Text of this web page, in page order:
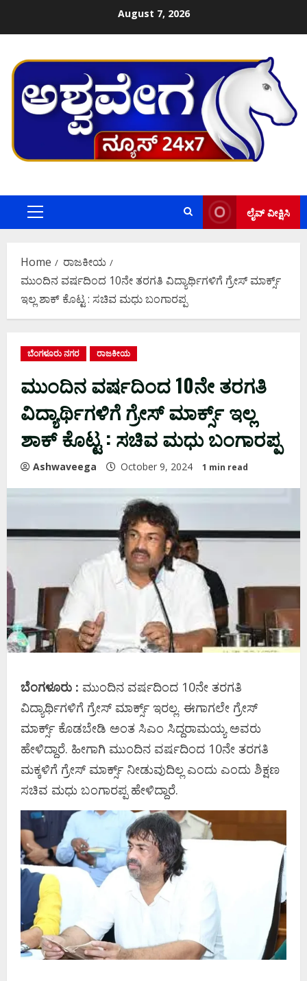
August 7, 2026
Primary
ಲೈವ್ ವೀಕ್ಷಿಸಿ
Home
ರಾಜಕೀಯ
ಮುಂದಿನ‌ ವರ್ಷದಿಂದ 10ನೇ ತರಗತಿ ವಿದ್ಯಾರ್ಥಿಗಳಿಗೆ ಗ್ರೇಸ್​ ಮಾರ್ಕ್ಸ್
ಇಲ್ಲ ಶಾಕ್‌ ಕೊಟ್ಟ : ಸಚಿವ ಮಧು ಬಂಗಾರಪ್ಪ
ಬೆಂಗಳೂರು ನಗರ ರಾಜಕೀಯ
ಮುಂದಿನ‌ ವರ್ಷದಿಂದ 10ನೇ ತರಗತಿ
ವಿದ್ಯಾರ್ಥಿಗಳಿಗೆ ಗ್ರೇಸ್​ ಮಾರ್ಕ್ಸ್ ಇಲ್ಲ
ಶಾಕ್‌ ಕೊಟ್ಟ : ಸಚಿವ ಮಧು ಬಂಗಾರಪ್ಪ
Ashwaveega October 9, 2024 1 min read
ಬೆಂಗಳೂರು : ಮುಂದಿನ‌ ವರ್ಷದಿಂದ 10ನೇ ತರಗತಿ
ವಿದ್ಯಾರ್ಥಿಗಳಿಗೆ ಗ್ರೇಸ್​ ಮಾರ್ಕ್ಸ್ ಇರಲ್ಲ. ಈಗಾಗಲೇ ಗ್ರೇಸ್
ಮಾರ್ಕ್ಸ್ ಕೊಡಬೇಡಿ ಅಂತ ಸಿಎಂ ಸಿದ್ದರಾಮಯ್ಯ ಅವರು
ಹೇಳಿದ್ದಾರೆ. ಹೀಗಾಗಿ ಮುಂದಿನ ವರ್ಷದಿಂದ 10ನೇ ತರಗತಿ
ಮಕ್ಕಳಿಗೆ ಗ್ರೇಸ್​ ಮಾರ್ಕ್ಸ್​​ ನೀಡುವುದಿಲ್ಲ ಎಂದು ಎಂದು ಶಿಕ್ಷಣ
ಸಚಿವ ಮಧು ಬಂಗಾರಪ್ಪ ಹೇಳಿದ್ದಾರೆ.